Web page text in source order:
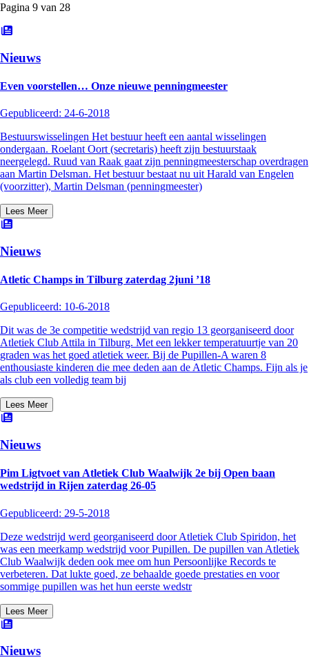
Pagina 9 van 28
Nieuws
Even voorstellen… Onze nieuwe penningmeester
Gepubliceerd: 24-6-2018
Bestuurswisselingen Het bestuur heeft een aantal wisselingen
ondergaan. Roelant Oort (secretaris) heeft zijn bestuurstaak
neergelegd. Ruud van Raak gaat zijn penningmeesterschap overdragen
aan Martin Delsman. Het bestuur bestaat nu uit Harald van Engelen
(voorzitter), Martin Delsman (penningmeester)
Lees Meer
Nieuws
Atletic Champs in Tilburg zaterdag 2juni ’18
Gepubliceerd: 10-6-2018
Dit was de 3e competitie wedstrijd van regio 13 georganiseerd door
Atletiek Club Attila in Tilburg. Met een lekker temperatuurtje van 20
graden was het goed atletiek weer. Bij de Pupillen-A waren 8
enthousiaste kinderen die mee deden aan de Atletic Champs. Fijn als je
als club een volledig team bij
Lees Meer
Nieuws
Pim Ligtvoet van Atletiek Club Waalwijk 2e bij Open baan
wedstrijd in Rijen zaterdag 26-05
Gepubliceerd: 29-5-2018
Deze wedstrijd werd georganiseerd door Atletiek Club Spiridon, het
was een meerkamp wedstrijd voor Pupillen. De pupillen van Atletiek
Club Waalwijk deden ook mee om hun Persoonlijke Records te
verbeteren. Dat lukte goed, ze behaalde goede prestaties en voor
sommige pupillen was het hun eerste wedstr
Lees Meer
Nieuws